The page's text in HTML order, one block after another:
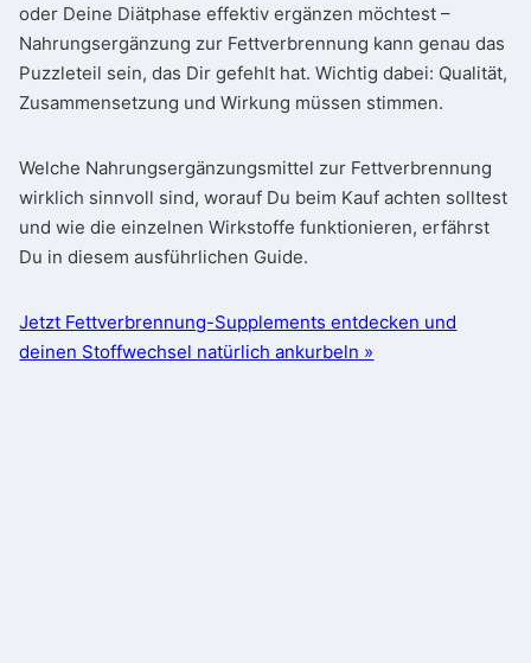
oder Deine Diätphase effektiv ergänzen möchtest –
Nahrungsergänzung zur Fettverbrennung kann genau das
Puzzleteil sein, das Dir gefehlt hat. Wichtig dabei: Qualität,
Zusammensetzung und Wirkung müssen stimmen.
Welche Nahrungsergänzungsmittel zur Fettverbrennung
wirklich sinnvoll sind, worauf Du beim Kauf achten solltest
und wie die einzelnen Wirkstoffe funktionieren, erfährst
Du in diesem ausführlichen Guide.
Jetzt Fettverbrennung-Supplements entdecken und
deinen Stoffwechsel natürlich ankurbeln »